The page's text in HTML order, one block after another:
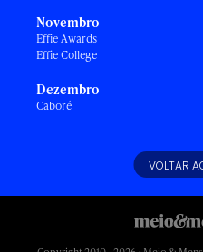
Novembro
Effie Awards
Effie College
Dezembro
Caboré
VOLTAR